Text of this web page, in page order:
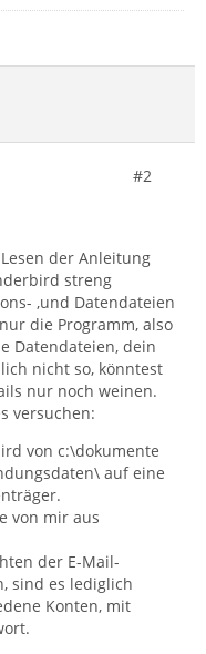
#2
der Anleitung
streng
,und Datendateien
die Programm, also
Datendateien, dein
nicht so, könntest
nur noch weinen.
versuchen:
von c:\dokumente
auf eine
von mir aus
der E-Mail-
sind es lediglich
Konten, mit